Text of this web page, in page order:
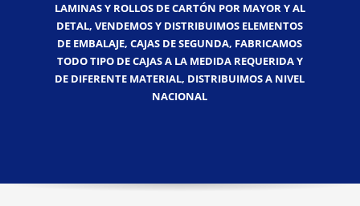
LAMINAS Y ROLLOS DE CARTÓN POR MAYOR Y AL
DETAL, VENDEMOS Y DISTRIBUIMOS ELEMENTOS
DE EMBALAJE, CAJAS DE SEGUNDA, FABRICAMOS
TODO TIPO DE CAJAS A LA MEDIDA REQUERIDA Y
DE DIFERENTE MATERIAL, DISTRIBUIMOS A NIVEL
NACIONAL